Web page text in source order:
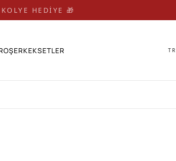
HEDİYE 🎁 🎁
ERKEKSETLER